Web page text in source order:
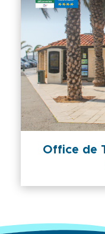
Office de